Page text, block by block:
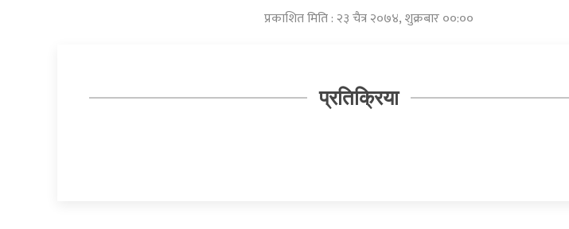
प्रकाशित मिति : २३ चैत्र २०७४, शुक्रबार ००:००
प्रतिक्रिया